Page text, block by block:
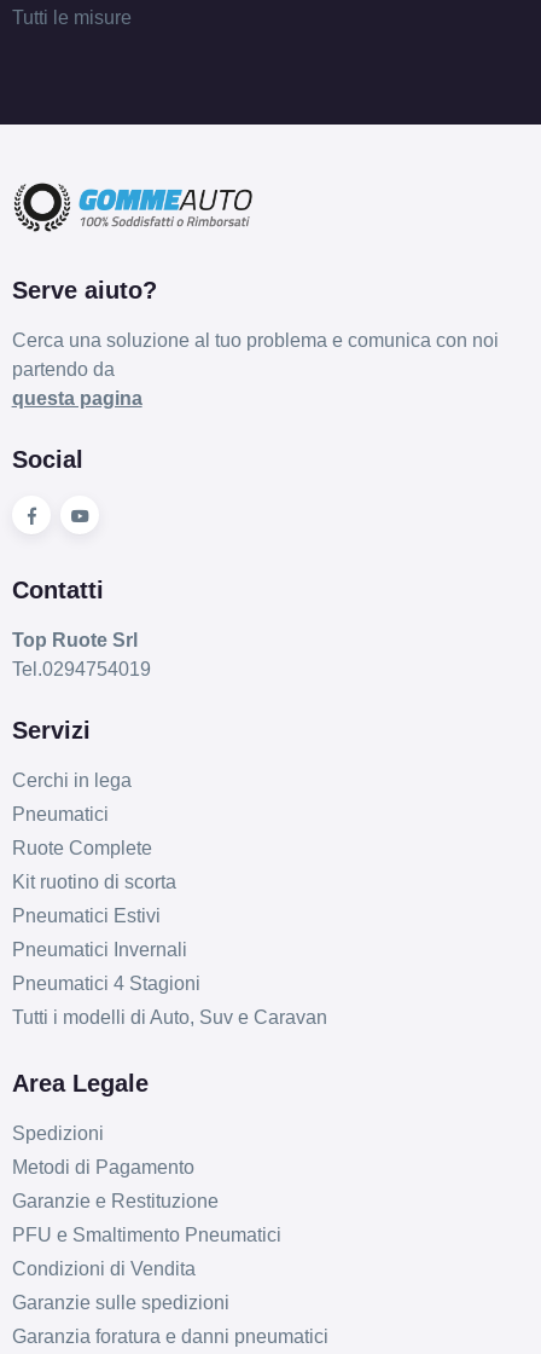
Tutti le misure
Serve aiuto?
Cerca una soluzione al tuo problema e comunica con noi
partendo da
questa pagina
Social
Contatti
Top Ruote Srl
Tel.0294754019
Servizi
Cerchi in lega
Pneumatici
Ruote Complete
Kit ruotino di scorta
Pneumatici Estivi
Pneumatici Invernali
Pneumatici 4 Stagioni
Tutti i modelli di Auto, Suv e Caravan
Area Legale
Spedizioni
Metodi di Pagamento
Garanzie e Restituzione
PFU e Smaltimento Pneumatici
Condizioni di Vendita
Garanzie sulle spedizioni
Garanzia foratura e danni pneumatici